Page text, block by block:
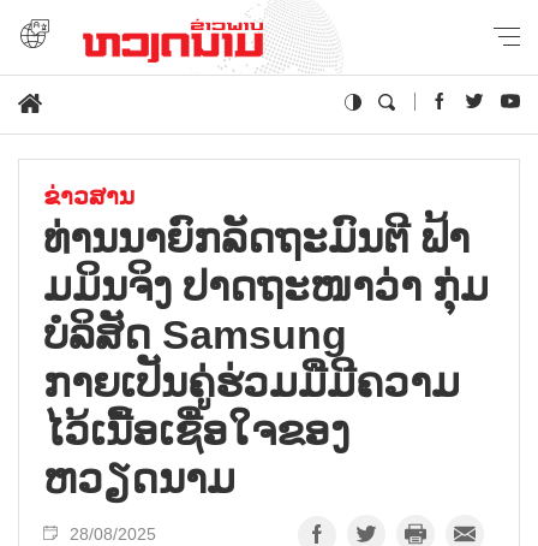
ຂ່າວສານ
ທ່ານນາຍົກລັດຖະມົນຕີ ຟ້າ
ມມິນຈິງ ປາດຖະໜາວ່າ ກຸ່ມ
ບໍລິສັດ Samsung
ກາຍເປັນຄູ່ຮ່ວມມືມີຄວາມ
ໄວ້ເນື້ອເຊື່ອໃຈຂອງ
ຫວຽດນາມ
28/08/2025